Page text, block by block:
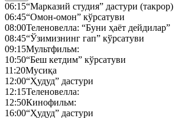
06:15“Марказий студия” дастури (такрор)
06:45“Омон-омон” кўрсатуви
08:00Теленовелла: “Буни ҳаёт дейдилар”
08:45“Ўзимизнинг гап” кўрсатуви
09:15Мультфильм:
10:50“Беш кетдим” кўрсатуви
11:20Мусиқа
12:00“Ҳудуд” дастури
12:15Теленовелла:
12:50Кинофильм:
16:00“Ҳудуд” дастури